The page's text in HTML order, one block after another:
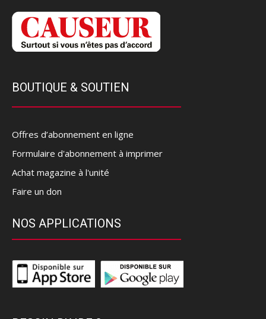
BOUTIQUE & SOUTIEN
Offres d’abonnement en ligne
Formulaire d'abonnement à imprimer
Achat magazine à l'unité
Faire un don
NOS APPLICATIONS